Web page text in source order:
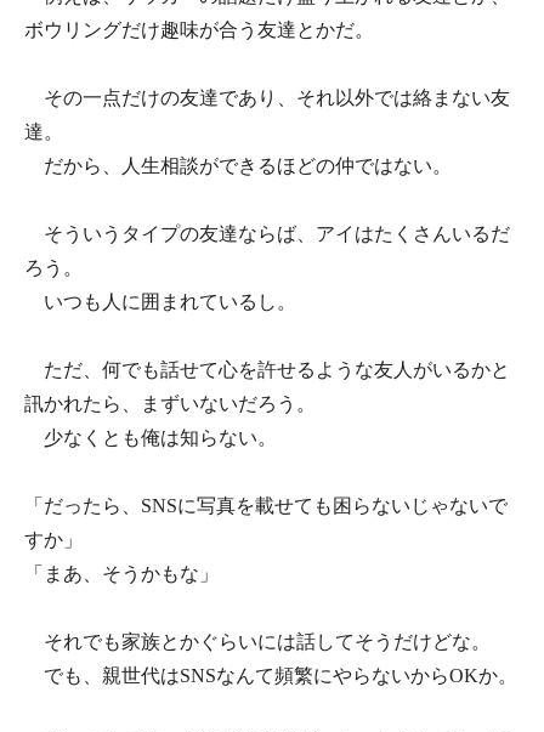
ボウリングだけ趣味が合う友達とかだ。
その一点だけの友達であり、それ以外では絡まない友
達。
だから、人生相談ができるほどの仲ではない。
そういうタイプの友達ならば、アイはたくさんいるだ
ろう。
いつも人に囲まれているし。
ただ、何でも話せて心を許せるような友人がいるかと
訊かれたら、まずいないだろう。
少なくとも俺は知らない。
「だったら、SNSに写真を載せても困らないじゃないで
すか」
「まあ、そうかもな」
それでも家族とかぐらいには話してそうだけどな。
でも、親世代はSNSなんて頻繁にやらないからOKか。